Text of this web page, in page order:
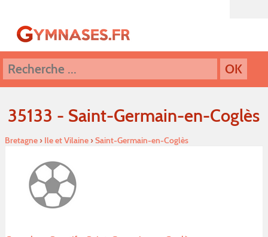
35133 - Saint-Germain-en-Coglès
Bretagne› Ile et Vilaine›Saint-Germain-en-Coglès